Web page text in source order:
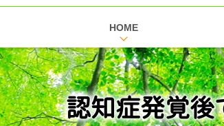
HOME
認知症発覚後